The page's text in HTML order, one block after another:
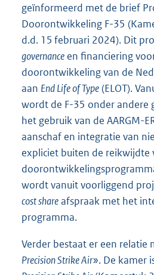
geïnformeerd met de brief
Doorontwikkeling F-35
d.d. 15 februari 2024). Dit
governance en financiering
doorontwikkeling van de
aan End Life of Type(ELOT).
wordt de F-35 onder andere
het gebruik van de AARGM-
aanschaf en integratie van
expliciet buiten de reikwijdte
wordt vanuit voorliggend
cost shareafspraak met het
programma.
Verder bestaat er een relatie
Precision Strike Air». De kamer